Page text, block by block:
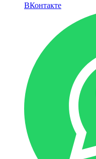
ВКонтакте